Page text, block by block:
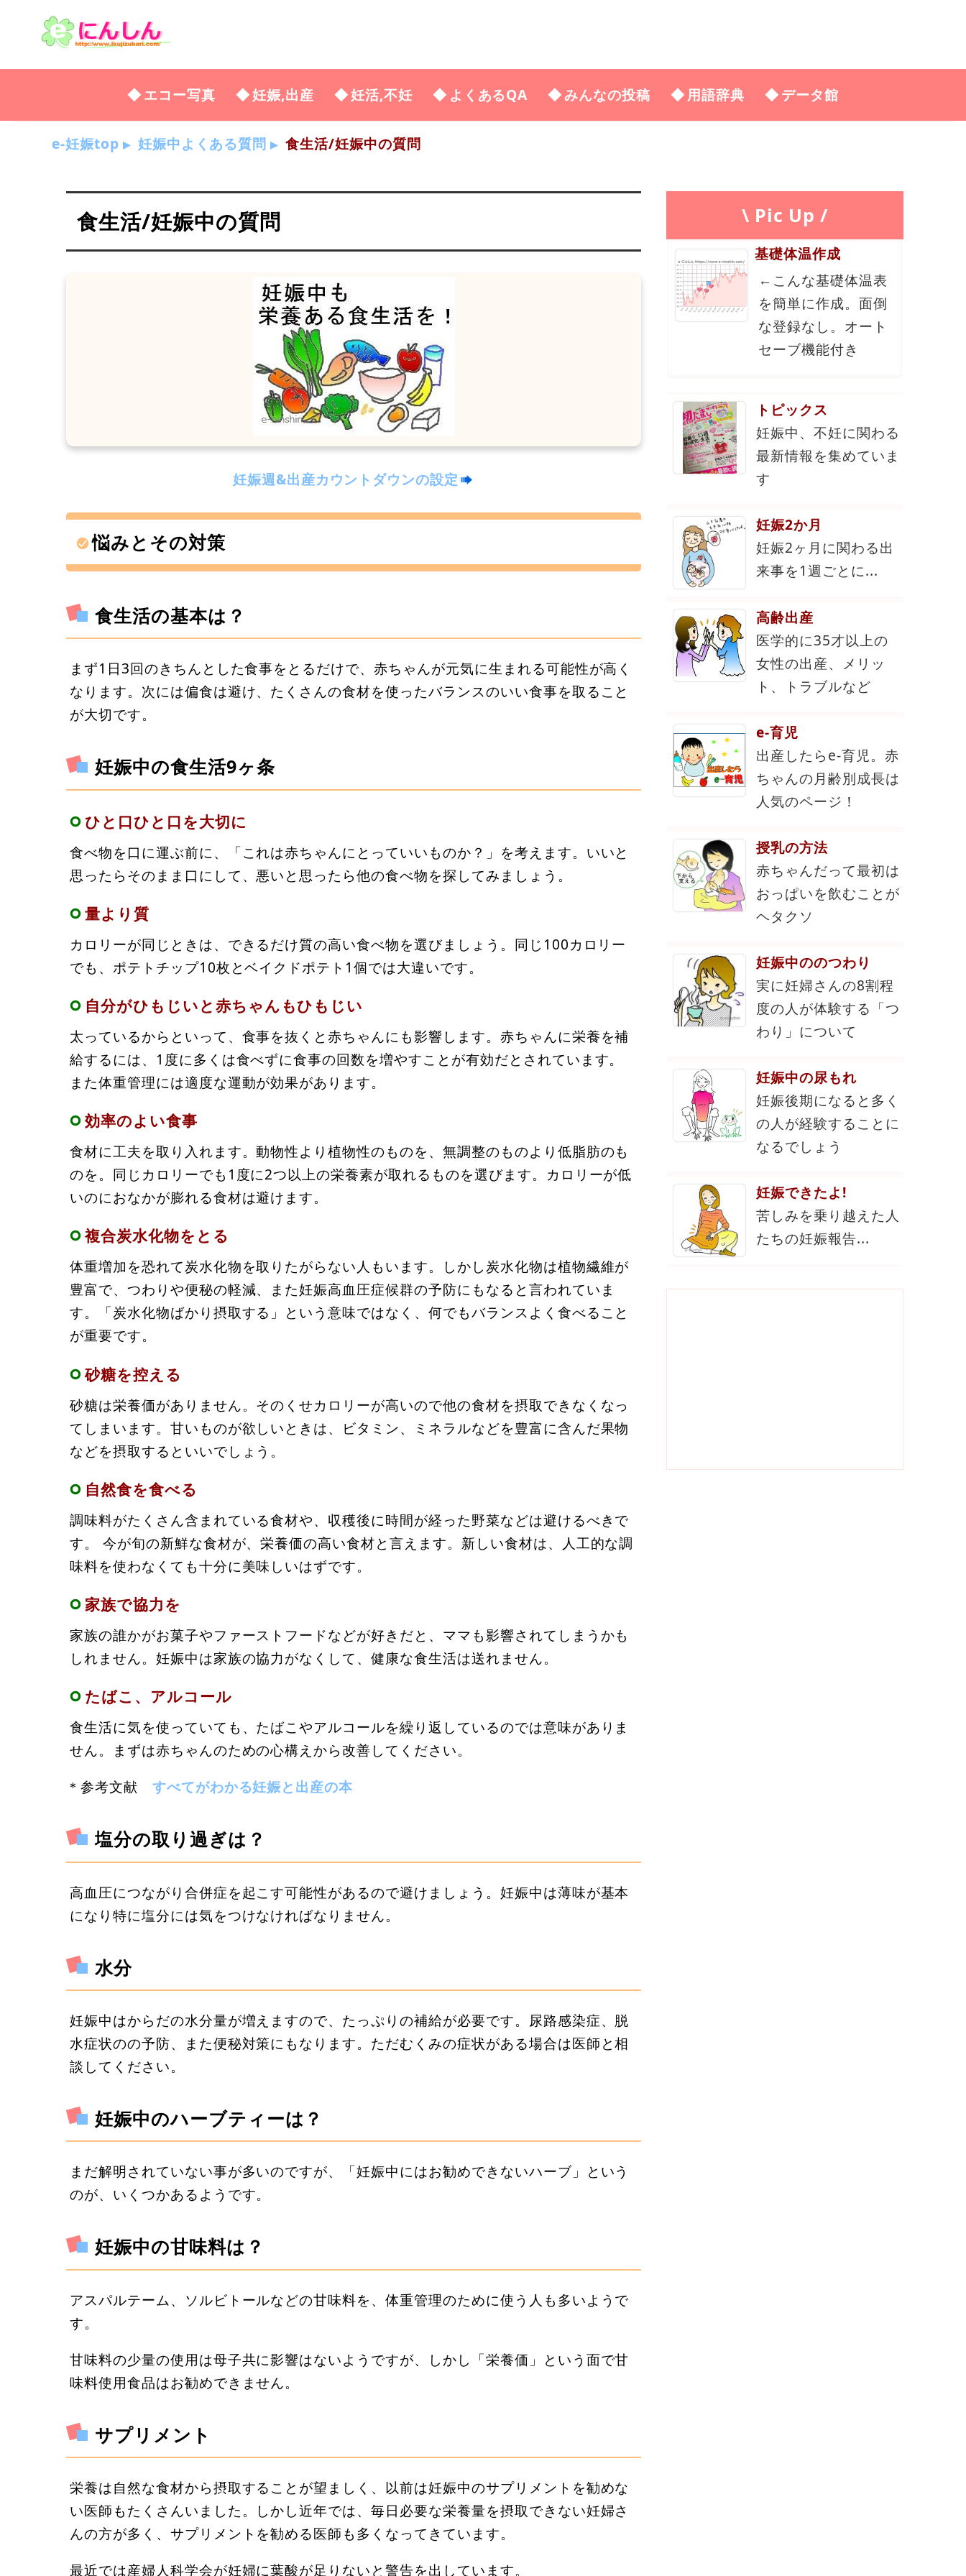
エコー写真 妊娠,出産 妊活,不妊 よくあるQA みんなの投稿 用語辞典 データ館
e-妊娠top 妊娠中よくある質問 食生活/妊娠中の質問
食生活/妊娠中の質問
妊娠週&出産カウントダウンの設定
悩みとその対策
食生活の基本は？
まず1日3回のきちんとした食事をとるだけで、赤ちゃんが元気に生まれる可能性が高く
なります。次には偏食は避け、たくさんの食材を使ったバランスのいい食事を取ること
が大切です。
妊娠中の食生活9ヶ条
ひと口ひと口を大切に
食べ物を口に運ぶ前に、「これは赤ちゃんにとっていいものか？」を考えます。いいと
思ったらそのまま口にして、悪いと思ったら他の食べ物を探してみましょう。
量より質
カロリーが同じときは、できるだけ質の高い食べ物を選びましょう。同じ100カロリー
でも、ポテトチップ10枚とベイクドポテト1個では大違いです。
自分がひもじいと赤ちゃんもひもじい
太っているからといって、食事を抜くと赤ちゃんにも影響します。赤ちゃんに栄養を補
給するには、1度に多くは食べずに食事の回数を増やすことが有効だとされています。
また体重管理には適度な運動が効果があります。
効率のよい食事
食材に工夫を取り入れます。動物性より植物性のものを、無調整のものより低脂肪のも
のを。同じカロリーでも1度に2つ以上の栄養素が取れるものを選びます。カロリーが低
いのにおなかが膨れる食材は避けます。
複合炭水化物をとる
体重増加を恐れて炭水化物を取りたがらない人もいます。しかし炭水化物は植物繊維が
豊富で、つわりや便秘の軽減、また妊娠高血圧症候群の予防にもなると言われていま
す。「炭水化物ばかり摂取する」という意味ではなく、何でもバランスよく食べること
が重要です。
砂糖を控える
砂糖は栄養価がありません。そのくせカロリーが高いので他の食材を摂取できなくなっ
てしまいます。甘いものが欲しいときは、ビタミン、ミネラルなどを豊富に含んだ果物
などを摂取するといいでしょう。
自然食を食べる
調味料がたくさん含まれている食材や、収穫後に時間が経った野菜などは避けるべきで
す。 今が旬の新鮮な食材が、栄養価の高い食材と言えます。新しい食材は、人工的な調
味料を使わなくても十分に美味しいはずです。
家族で協力を
家族の誰かがお菓子やファーストフードなどが好きだと、ママも影響されてしまうかも
しれません。妊娠中は家族の協力がなくして、健康な食生活は送れません。
たばこ、アルコール
食生活に気を使っていても、たばこやアルコールを繰り返しているのでは意味がありま
せん。まずは赤ちゃんのための心構えから改善してください。
＊参考文献 すべてがわかる妊娠と出産の本
塩分の取り過ぎは？
高血圧につながり合併症を起こす可能性があるので避けましょう。妊娠中は薄味が基本
になり特に塩分には気をつけなければなりません。
水分
妊娠中はからだの水分量が増えますので、たっぷりの補給が必要です。尿路感染症、脱
水症状のの予防、また便秘対策にもなります。ただむくみの症状がある場合は医師と相
談してください。
妊娠中のハーブティーは？
まだ解明されていない事が多いのですが、「妊娠中にはお勧めできないハーブ」という
のが、いくつかあるようです。
妊娠中の甘味料は？
アスパルテーム、ソルビトールなどの甘味料を、体重管理のために使う人も多いようで
す。
甘味料の少量の使用は母子共に影響はないようですが、しかし「栄養価」という面で甘
味料使用食品はお勧めできません。
サプリメント
栄養は自然な食材から摂取することが望ましく、以前は妊娠中のサプリメントを勧めな
い医師もたくさんいました。しかし近年では、毎日必要な栄養量を摂取できない妊婦さ
んの方が多く、サプリメントを勧める医師も多くなってきています。
最近では産婦人科学会が妊婦に葉酸が足りないと警告を出しています。
\ Pic Up /
基礎体温作成
←こんな基礎体温表
を簡単に作成。面倒
な登録なし。オート
セーブ機能付き
トピックス
妊娠中、不妊に関わる
最新情報を集めていま
す
妊娠2か月
妊娠2ヶ月に関わる出
来事を1週ごとに...
高齢出産
医学的に35才以上の
女性の出産、メリッ
ト、トラブルなど
e-育児
出産したらe-育児。赤
ちゃんの月齢別成長は
人気のページ！
授乳の方法
赤ちゃんだって最初は
おっぱいを飲むことが
ヘタクソ
妊娠中ののつわり
実に妊婦さんの8割程
度の人が体験する「つ
わり」について
妊娠中の尿もれ
妊娠後期になると多く
の人が経験することに
なるでしょう
妊娠できたよ!
苦しみを乗り越えた人
たちの妊娠報告...